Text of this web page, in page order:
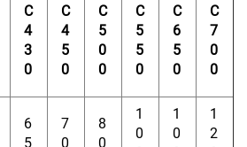
C
4
3
0
C
4
5
0
C
5
0
0
C
5
5
0
C
6
5
0
C
7
0
0
6
5
7
0
8
0
1
0
1
0
1
2